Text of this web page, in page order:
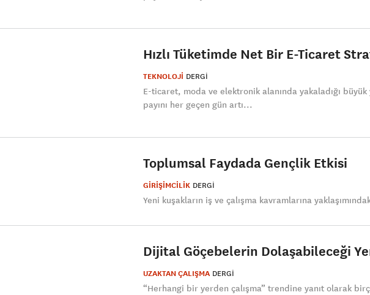
Hızlı Tüketimde Net Bir E-Ticaret
TEKNOLOJİ DERGI
E-ticaret, moda ve elektronik alanında yakaladığı
payını her geçen gün artı...
Toplumsal Faydada Gençlik Etkisi
GİRİŞİMCİLİK DERGI
​Yeni kuşakların iş ve çalışma kavramlarına
Dijital Göçebelerin Dolaşabileceği
UZAKTAN ÇALIŞMA DERGI
“Herhangi bir yerden çalışma” trendine yanıt olarak